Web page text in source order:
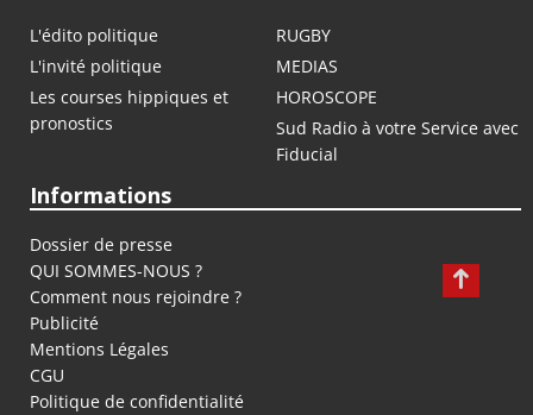
L'édito politique
RUGBY
L'invité politique
MEDIAS
Les courses hippiques et
pronostics
HOROSCOPE
Sud Radio à votre Service avec
Fiducial
Informations
Dossier de presse
QUI SOMMES-NOUS ?
Comment nous rejoindre ?
Publicité
Mentions Légales
CGU
Politique de confidentialité